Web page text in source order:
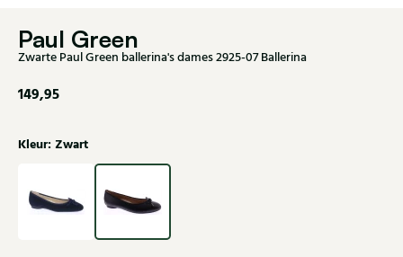
Paul Green
Zwarte Paul Green ballerina's dames 2925-07 Ballerina
149,95
Kleur: Zwart